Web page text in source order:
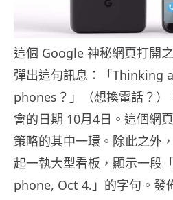
這個 Google 神秘網頁打開
彈出這句訊息：「Thinking
phones？」（想換電話？
會的日期 10月4日。這個網
策略的其中一環。除此之外
起一執大型看板，顯示一段
phone, Oct 4.」的字句。發